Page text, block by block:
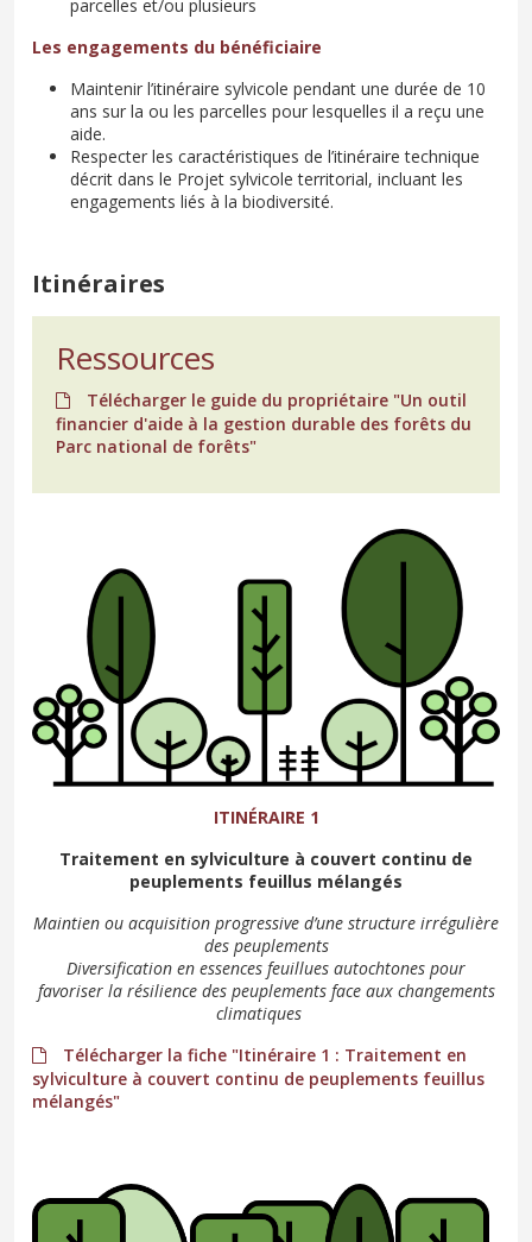
parcelles et/ou plusieurs
Les engagements du bénéficiaire
Maintenir l’itinéraire sylvicole pendant une durée de 10
ans sur la ou les parcelles pour lesquelles il a reçu une
aide.
Respecter les caractéristiques de l’itinéraire technique
décrit dans le Projet sylvicole territorial, incluant les
engagements liés à la biodiversité.
Itinéraires
Ressources
Télécharger le guide du propriétaire "Un outil
financier d'aide à la gestion durable des forêts du
Parc national de forêts"
ITINÉRAIRE 1
Traitement en sylviculture à couvert continu de
peuplements feuillus mélangés
Maintien ou acquisition progressive d’une structure irrégulière
des peuplements
Diversification en essences feuillues autochtones pour
favoriser la résilience des peuplements face aux changements
climatiques
Télécharger la fiche "Itinéraire 1 : Traitement en
sylviculture à couvert continu de peuplements feuillus
mélangés"